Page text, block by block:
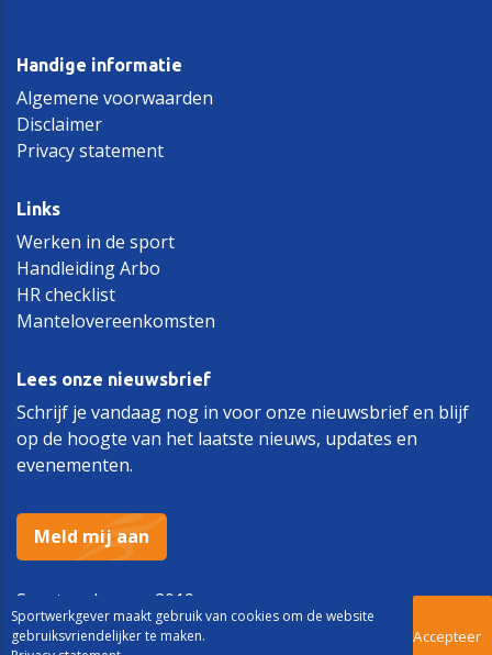
Handige informatie
Algemene voorwaarden
Disclaimer
Privacy statement
Links
Werken in de sport
Handleiding Arbo
HR checklist
Mantelovereenkomsten
Lees onze nieuwsbrief
Schrijf je vandaag nog in voor onze nieuwsbrief en blijf
op de hoogte van het laatste nieuws, updates en
evenementen.
Meld mij aan
Sportwerkgever 2019
Sportwerkgever maakt gebruik van cookies om de website
gebruiksvriendelijker te maken.
Accepteer